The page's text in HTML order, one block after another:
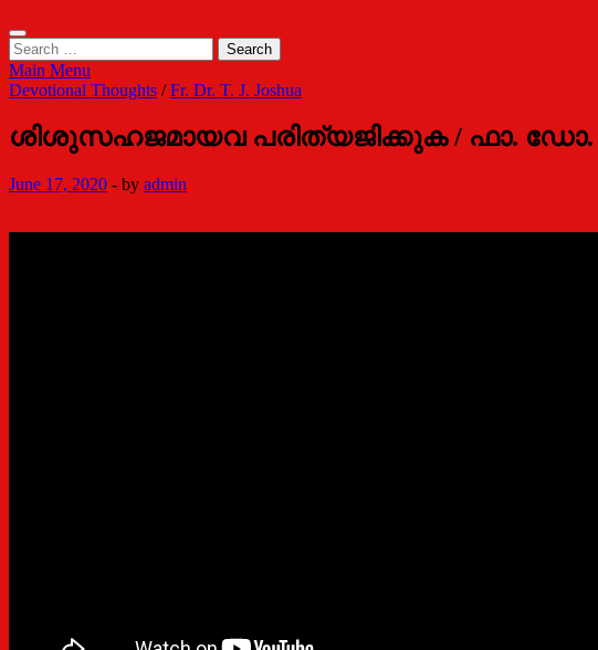
Search
for:
Main Menu
Devotional Thoughts /Fr. Dr. T. J. Joshua
ശിശുസഹജമായവ പരിത്യജിക്കുക / ഫാ. ഡോ.
June 17, 2020 - by admin